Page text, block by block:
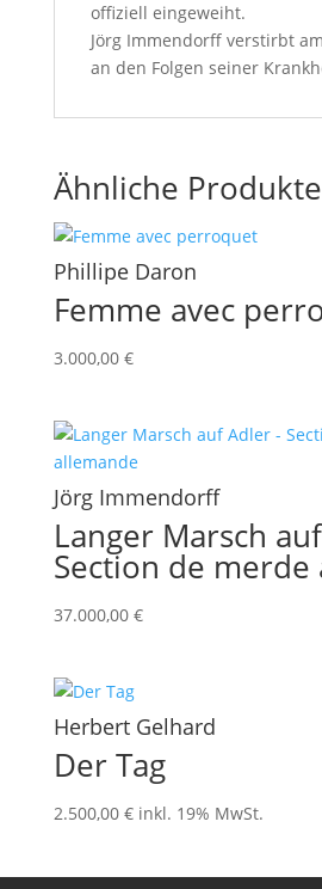
offiziell eingeweiht.
Jörg Immendorff verstirbt
an den Folgen seiner
Ähnliche Produkte
Phillipe Daron
Femme avec
3.000,00 €
Jörg Immendorff
Langer Marsch
Section de merde
37.000,00 €
Herbert Gelhard
Der Tag
2.500,00 € inkl. 19% MwSt.